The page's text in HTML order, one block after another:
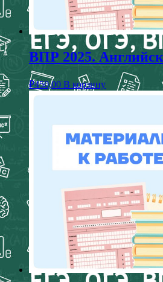
ВПР 2025.
₽450,00 В корзину